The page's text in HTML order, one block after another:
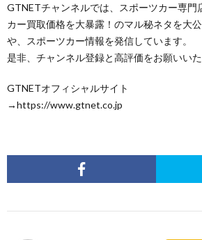
GTNETチャンネルでは、スポーツカー専門
カー買取価格を大暴露！のマル秘ネタを大
や、スポーツカー情報を発信しています。
是非、チャンネル登録と高評価をお願いいた
GTNETオフィシャルサイト
→https://www.gtnet.co.jp